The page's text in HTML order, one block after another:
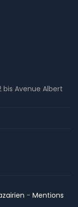
bis Avenue Albert
- Mentions